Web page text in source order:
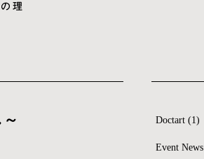
Doctart (1)
Event News